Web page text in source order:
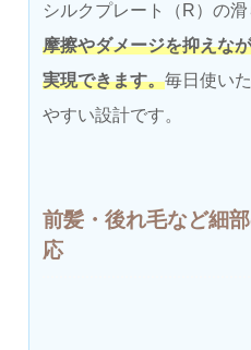
シルクプレート（R）の滑
摩擦やダメージを抑えな
実現できます。毎日使い
やすい設計です。
前髪・後れ毛など細
応